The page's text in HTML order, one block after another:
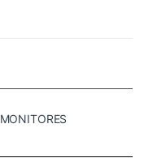
MONITORES